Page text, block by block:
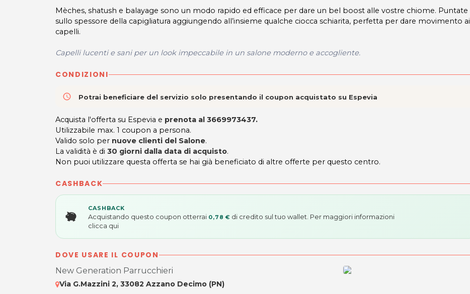
Mèches, shatush e balayage sono un modo rapido ed efficace per dare un bel boost alle vostre chiome. Puntate
sullo spessore della capigliatura aggiungendo all’insieme qualche ciocca schiarita, perfetta per dare movimento ai
capelli.
Capelli lucenti e sani per un look impeccabile in un salone moderno e accogliente.
CONDIZIONI
access_time Potrai beneficiare del servizio solo presentando il coupon acquistato su Espevia
Acquista l'offerta su Espevia e prenota al 3669973437.
Utilizzabile max. 1 coupon a persona.
Valido solo per nuove clienti del Salone.
La validità è di 30 giorni dalla data di acquisto.
Non puoi utilizzare questa offerta se hai già beneficiato di altre offerte per questo centro.
CASHBACK
CASHBACK
Acquistando questo coupon otterrai 0,78 € di credito sul tuo wallet. Per maggiori informazioni
clicca qui
DOVE USARE IL COUPON
New Generation Parrucchieri
Via G.Mazzini 2, 33082 Azzano Decimo (PN)